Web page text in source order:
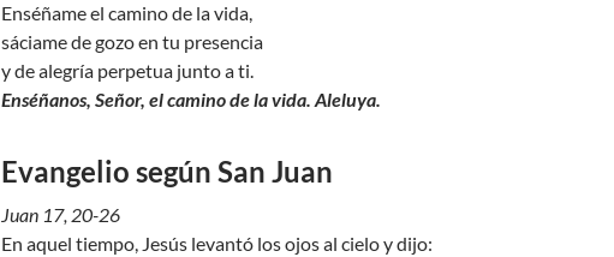
Enséñame el camino de la vida,
sáciame de gozo en tu presencia
y de alegría perpetua junto a ti.
Enséñanos, Señor, el camino de la vida. Aleluya.
Evangelio según San Juan
Juan 17, 20-26
En aquel tiempo, Jesús levantó los ojos al cielo y dijo: